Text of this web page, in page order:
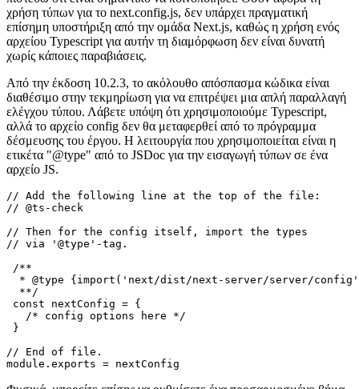
Αυτό δεν είναι τόσο πραγματικό άρθρο, αλλά περισσότερο μια εκ
νέου δημοσίευση ενός μέρους της τεκμηρίωσης του Next.js, καθώς
πιστεύω ότι είναι σημαντικό να κοινοποιηθεί. Όσον αφορά τη
χρήση τύπων για το next.config.js, δεν υπάρχει πραγματική
αρχείου Typescript για αυτήν τη διαμόρφωση δεν είναι δυνατή
χωρίς κάποιες παραβιάσεις.
Από την έκδοση 10.2.3, το ακόλουθο απόσπασμα κώδικα είναι
διαθέσιμο στην τεκμηρίωση για να επιτρέψει μια απλή παραλλαγή
ελέγχου τύπου. Λάβετε υπόψη ότι χρησιμοποιούμε Typescript,
αλλά το αρχείο config δεν θα μεταφερθεί από το πρόγραμμα
ετικέτα "@type" από το JSDoc για την εισαγωγή τύπων σε ένα
αρχείο JS.
// Add the following line at the top of the file:
// @ts-check
// Then for the config itself, import the types
// via '@type'-tag.
/**
* @type {import('next/dist/next-server/server/
  **/
const nextConfig = {
   /* config options here */